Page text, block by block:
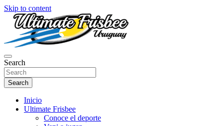
Skip to content
Ultimate Frisbee Uruguay
Página oficial de Ultimate Frisbee Uruguay! Aquí encontraras
información sobre el Ultimate y nuestras actividades en nuestro país!
Search
Search
Inicio
Ultimate Frisbee
Conoce el deporte